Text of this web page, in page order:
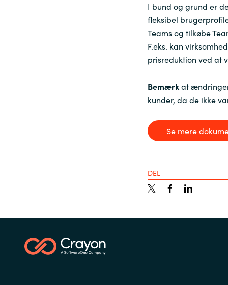
I bund og grund er
fleksibel
Teams og tilkøbe
F.eks. kan
prisreduktion ved at
Bemærkat
kunder, da de ikke
Se mere
DEL